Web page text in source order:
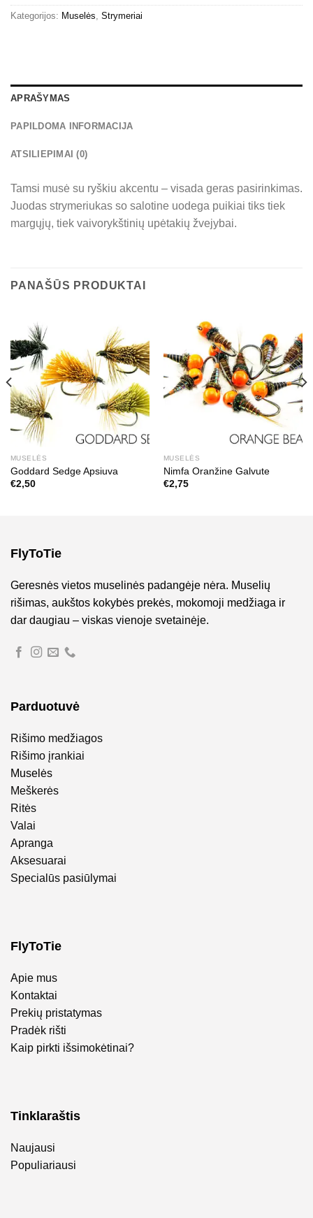
Kategorijos: Muselės Strymeriai
APRAŠYMAS
PAPILDOMA INFORMACIJA
ATSILIEPIMAI (0)
Tamsi musė su ryškiu akcentu – visada geras pasirinkimas.
Juodas strymeriukas so salotine uodega puikiai tiks tiek
margųjų, tiek vaivorykštinių upėtakių žvejybai.
PANAŠŪS PRODUKTAI
MUSELĖS
Goddard Sedge Apsiuva
€2,50
MUSELĖS
Nimfa Oranžine Galvute
€2,75
FlyToTie
Geresnės vietos muselinės padangėje nėra. Muselių
rišimas, aukštos kokybės prekės, mokomoji medžiaga ir
dar daugiau – viskas vienoje svetainėje.
Parduotuvė
Rišimo medžiagos
Rišimo įrankiai
Muselės
Meškerės
Ritės
Valai
Apranga
Aksesuarai
Specialūs pasiūlymai
FlyToTie
Apie mus
Kontaktai
Prekių pristatymas
Pradėk rišti
Kaip pirkti išsimokėtinai?
Tinklaraštis
Naujausi
Populiariausi